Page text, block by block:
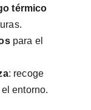
térmico
para el
: recoge
entorno.